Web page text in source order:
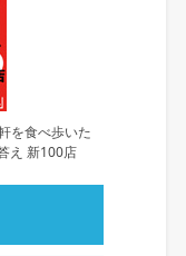
を食べ歩いた
え 新100店